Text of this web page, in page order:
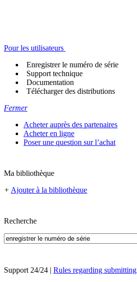
Pour les utilisateurs
Enregistrer le numéro de série
Support technique
Documentation
Télécharger des distributions
Fermer
Acheter auprès des partenaires
Acheter en ligne
Poser une question sur l’achat
Ma bibliothèque
+ Ajouter à la bibliothèque
Recherche
Support 24/24 | Rules regarding submitting